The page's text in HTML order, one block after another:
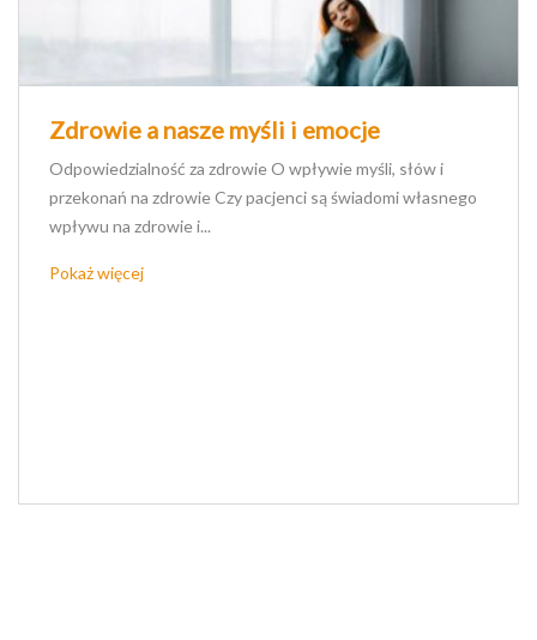
Zdrowie a nasze myśli i emocje
Odpowiedzialność za zdrowie O wpływie myśli, słów i
przekonań na zdrowie Czy pacjenci są świadomi własnego
wpływu na zdrowie i...
Pokaż więcej